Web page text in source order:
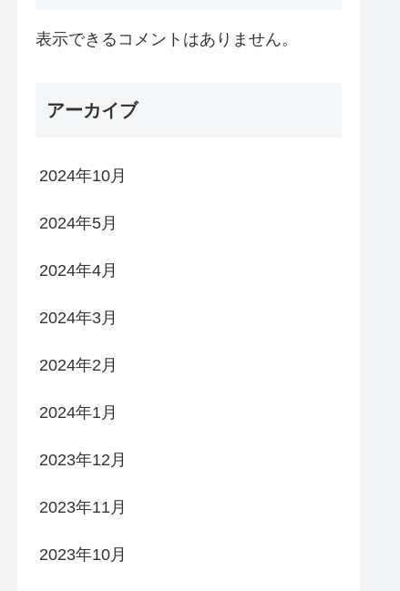
表示できるコメントはありません。
アーカイブ
2024年10月
2024年5月
2024年4月
2024年3月
2024年2月
2024年1月
2023年12月
2023年11月
2023年10月